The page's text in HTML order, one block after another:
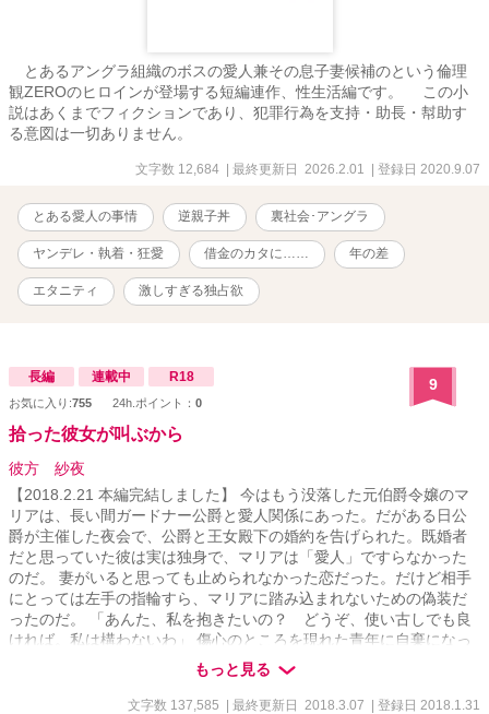
とあるアングラ組織のボスの愛人兼その息子妻候補のという倫理
観ZEROのヒロインが登場する短編連作、性生活編です。 この小
説はあくまでフィクションであり、犯罪行為を支持・助長・幇助す
る意図は一切ありません。
文字数 12,684 | 最終更新日 2026.2.01 | 登録日 2020.9.07
とある愛人の事情 逆親子丼 裏社会･アングラ
ヤンデレ・執着・狂愛 借金のカタに…… 年の差
エタニティ 激しすぎる独占欲
長編 連載中 R18
お気に入り:755 24h.ポイント： 0
9
拾った彼女が叫ぶから
彼方 紗夜
【2018.2.21 本編完結しました】 今はもう没落した元伯爵令嬢のマ
リアは、長い間ガードナー公爵と愛人関係にあった。だがある日公
爵が主催した夜会で、公爵と王女殿下の婚約を告げられた。既婚者
だと思っていた彼は実は独身で、マリアは「愛人」ですらなかった
のだ。 妻がいると思っても止められなかった恋だった。だけど相手
にとっては左手の指輪すら、マリアに踏み込まれないための偽装だ
ったのだ。 「あんた、私を抱きたいの？ どうぞ、使い古しでも良
ければ。私は構わないわ」 傷心のところを現れた青年に自棄になっ
て身を任せたマリアだったが、実はその青年はこの国の第三王子
で……。 意地っ張りで素直になれない、でも根は純粋なヒロイン
が、いつも笑顔ながら実は腹黒？なヒーローに受け止められ、二人
もっと見る
文字数 137,585 | 最終更新日 2018.3.07 | 登録日 2018.1.31